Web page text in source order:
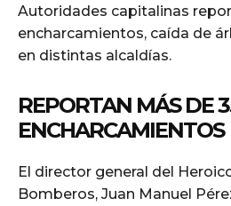
Autoridades capitalinas
encharcamientos, caída de
en distintas alcaldías.
REPORTAN MÁS DE
ENCHARCAMIENTOS
El director general del
Bomberos, Juan Manuel